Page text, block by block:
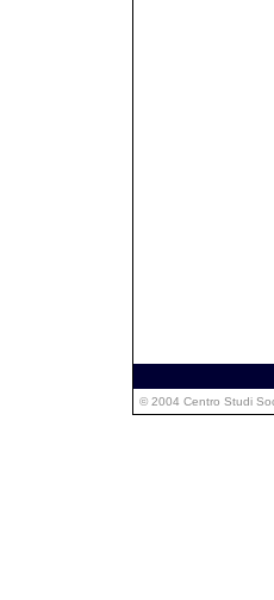
© 2004 Centro Studi